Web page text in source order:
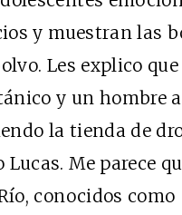
y muestran las
Les explico
y un hombre
la tienda de
Lucas. Me parece
conocidos como